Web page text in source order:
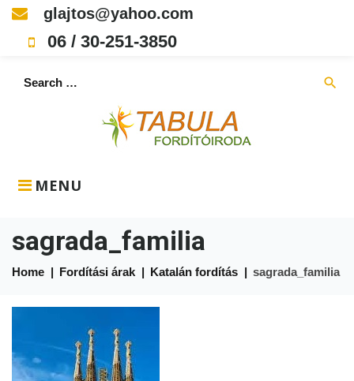
Skip
content
glajtos@yahoo.com
06 / 30-251-3850
MENU
Search
search
sagrada_familia
Home | Fordítási árak | Katalán fordítás | sagrada_familia
sagrada_familia